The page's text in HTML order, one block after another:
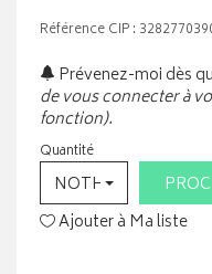
Référence CIP :
Prévenez-moi dès
de vous connecter à
fonction).
Quantité
NOTHING
Ajouter à Ma liste